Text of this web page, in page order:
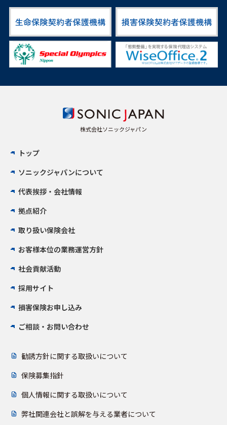
株式会社ソニックジャパン
トップ
ソニックジャパンについて
代表挨拶・会社情報
拠点紹介
取り扱い保険会社
お客様本位の業務運営方針
社会貢献活動
採用サイト
損害保険お申し込み
ご相談・お問い合わせ
勧誘方針に関する取扱いについて
保険募集指針
個人情報に関する取扱いについて
弊社関連会社と誤解を与える業者について